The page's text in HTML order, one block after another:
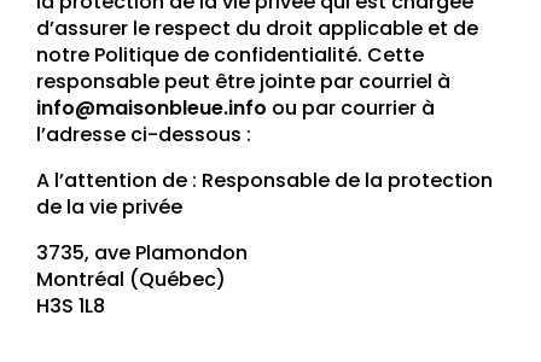
d’assurer le respect du droit applicable et de
notre Politique de confidentialité. Cette
responsable peut être jointe par courriel à
info@maisonbleue.info ou par courrier à
l’adresse ci-dessous :
A l’attention de : Responsable de la protection
de la vie privée
3735, ave Plamondon
Montréal (Québec)
H3S 1L8